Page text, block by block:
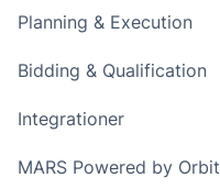
Planning & Execution
Bidding & Qualification
Integrationer
MARS Powered by Orbit